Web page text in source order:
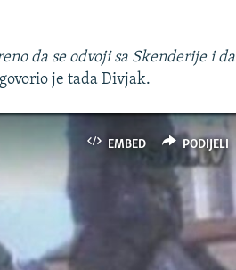
da se odvoji sa Skenderije i da
je tada Divjak.
EMBED PODIJELI